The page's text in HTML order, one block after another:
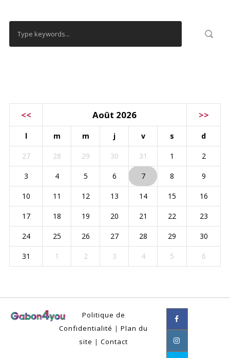
<< Août 2026 >>
l m m j v s d
27 28 29 30 31 1 2
3 4 5 6 7 8 9
10 11 12 13 14 15 16
17 18 19 20 21 22 23
24 25 26 27 28 29 30
31 1 2 3 4 5 6
Politique de
Confidentialité | Plan du
site | Contact